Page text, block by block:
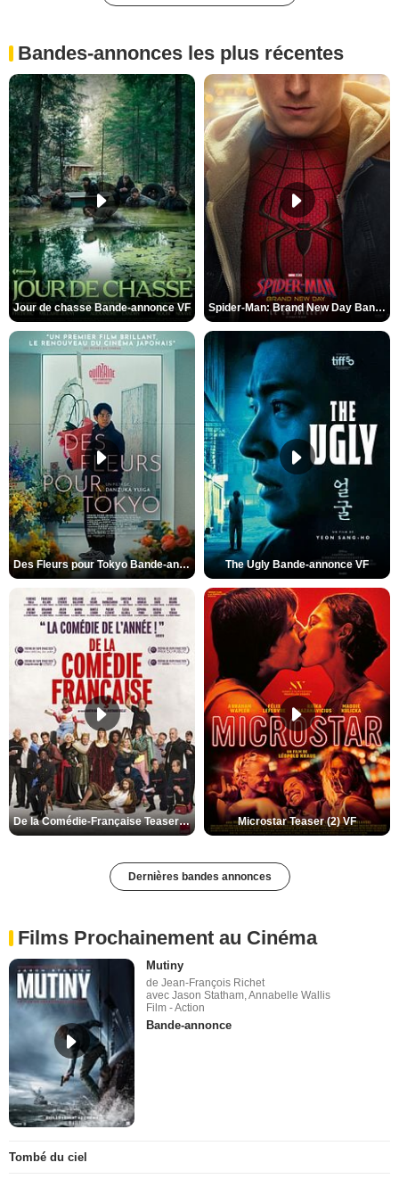
Bandes-annonces les plus récentes
Jour de chasse Bande-annonce VF Spider-Man: Brand New Day Bande-annonce (3) VO STFR
Des Fleurs pour Tokyo Bande-annonce VO STFR The Ugly Bande-annonce VF
De la Comédie-Française Teaser (3) VF Microstar Teaser (2) VF
Dernières bandes annonces
Films Prochainement au Cinéma
Mutiny
de Jean-François Richet
avec Jason Statham, Annabelle Wallis
Film - Action
Bande-annonce
Tombé du ciel